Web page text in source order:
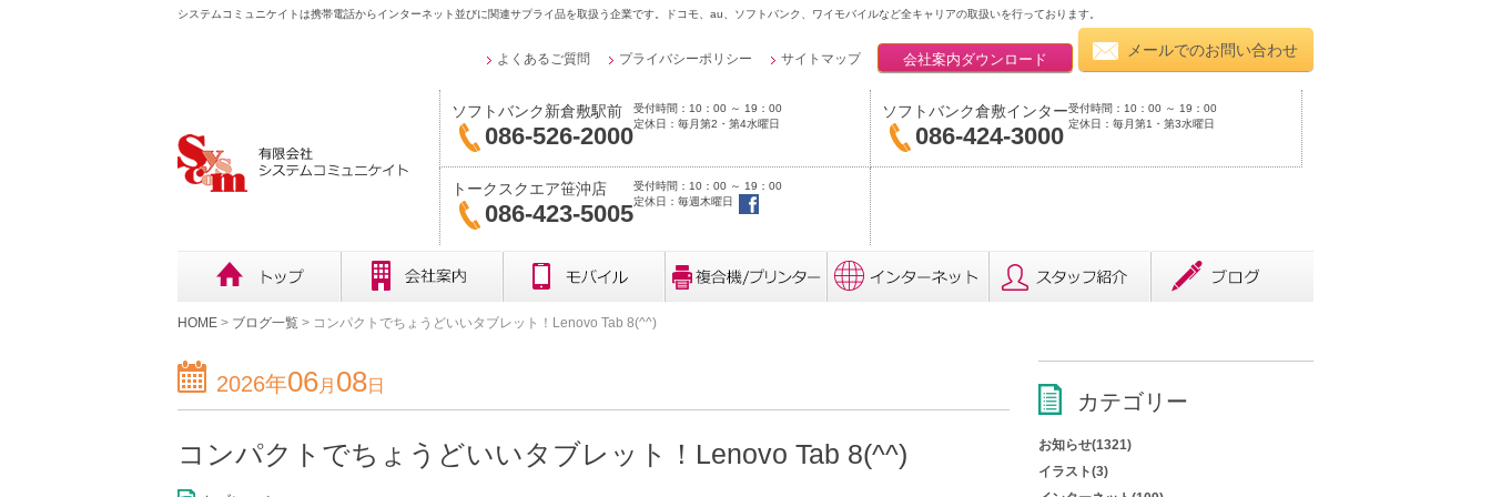
システムコミュニケイトは携帯電話からインターネット並びに関連サプライ品を取扱う企業です。ドコモ、au、ソフトバンク、ワイモバイルなど全キャリアの取扱いを行っております。
メールでのお問い合わせ
会社案内ダウンロード
よくあるご質問 プライバシーポリシー サイトマップ
ソフトバンク新倉敷駅前
086-526-2000
受付時間：10：00 ～ 19：00
定休日：毎月第2・第4水曜日
ソフトバンク倉敷インター
086-424-3000
受付時間：10：00 ～ 19：00
定休日：毎月第1・第3水曜日
トークスクエア笹沖店
086-423-5005
受付時間：10：00 ～ 19：00
定休日：毎週木曜日
HOME > ブログ一覧 > コンパクトでちょうどいいタブレット！Lenovo Tab 8(^^)
2026年06月 08日
コンパクトでちょうどいいタブレット！Lenovo Tab 8(^^)
カテゴリー
お知らせ(1321)
イラスト(3)